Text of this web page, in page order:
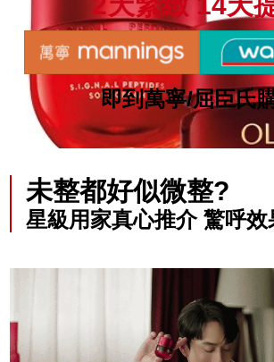
即到萬寧/屈臣氏
未整都好似微整?
星級用家真心推介 驚呼效